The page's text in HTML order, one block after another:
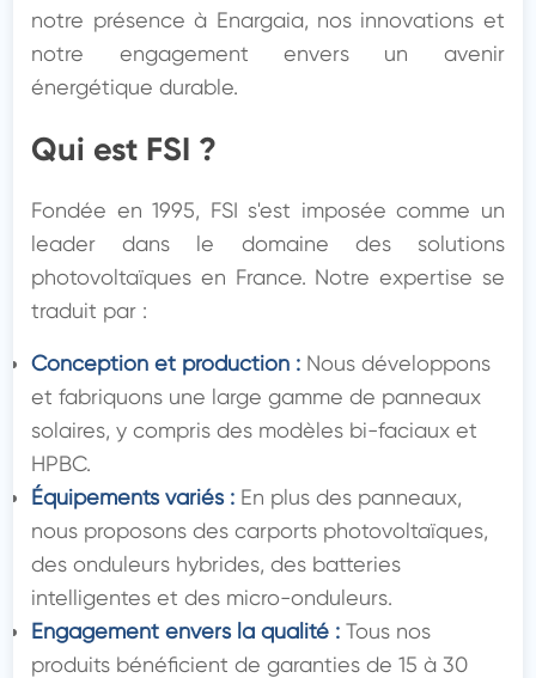
notre présence à Enargaia, nos innovations et
notre engagement envers un avenir
énergétique durable.
Qui est FSI ?
Fondée en 1995, FSI s'est imposée comme un
leader dans le domaine des solutions
photovoltaïques en France. Notre expertise se
traduit par :
Conception et production : Nous développons
et fabriquons une large gamme de panneaux
solaires, y compris des modèles bi-faciaux et
HPBC.
Équipements variés : En plus des panneaux,
nous proposons des carports photovoltaïques,
des onduleurs hybrides, des batteries
intelligentes et des micro-onduleurs.
Engagement envers la qualité : Tous nos
produits bénéficient de garanties de 15 à 30